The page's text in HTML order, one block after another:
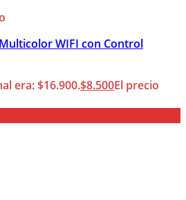
WIFI con Control
era: $16.900.$8.500El precio